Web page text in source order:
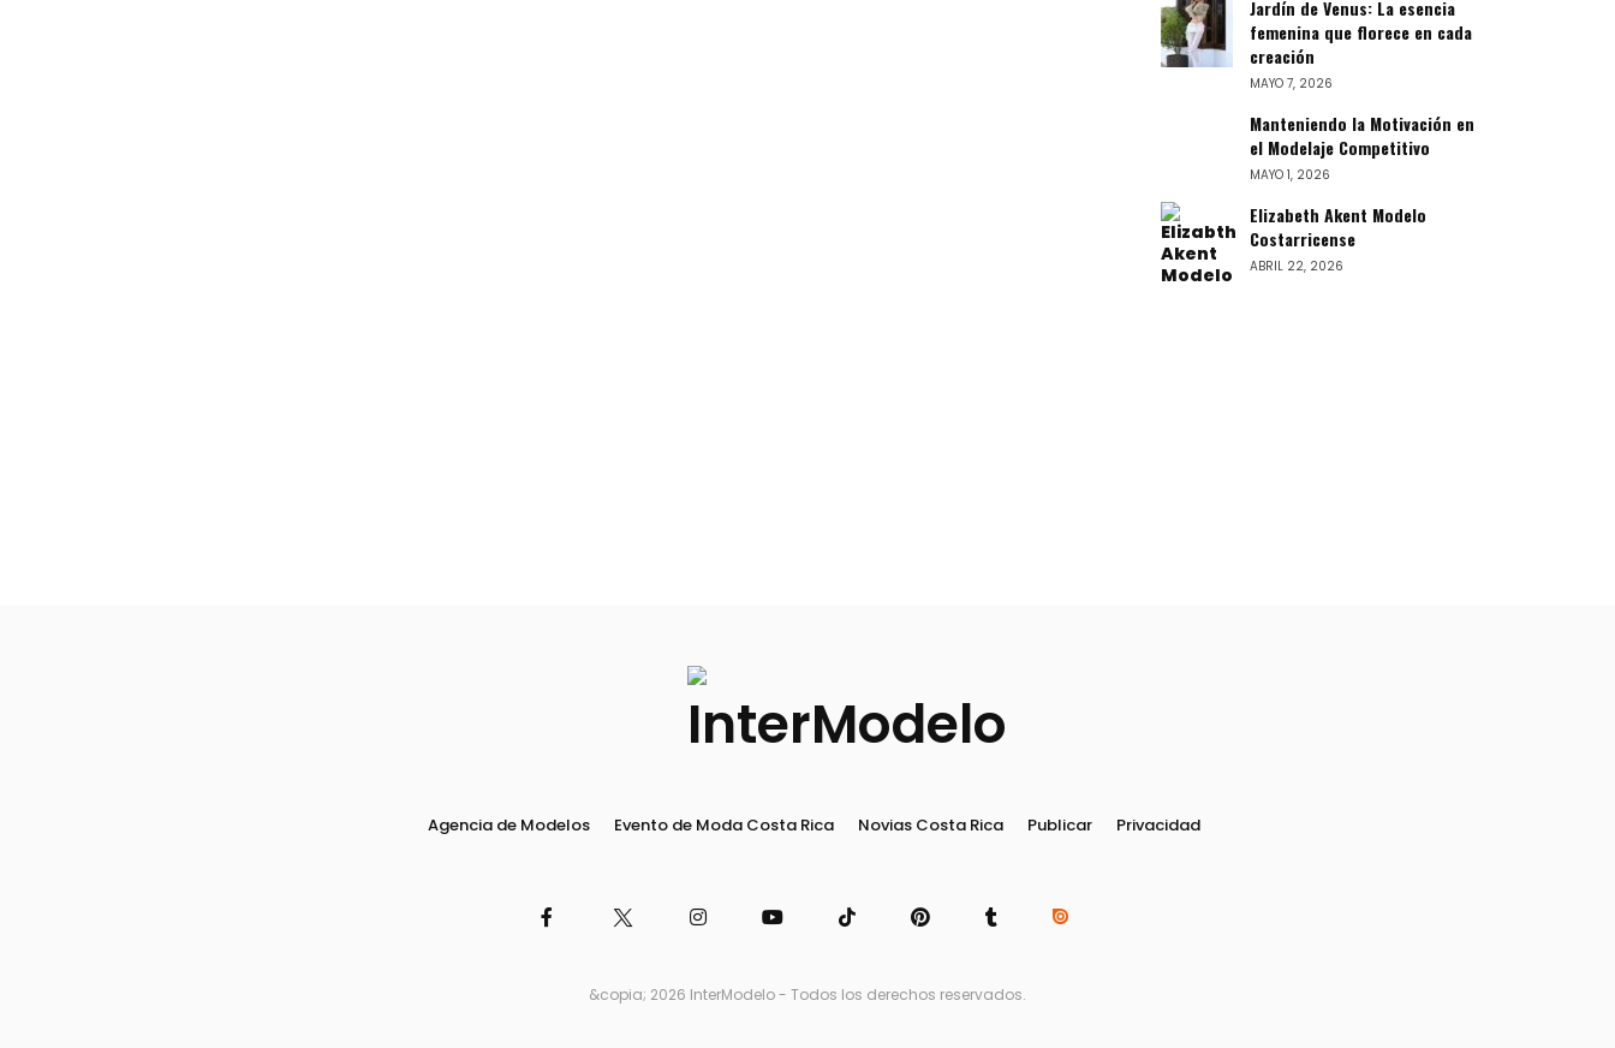
Jardín de Venus: La esencia
femenina que florece en cada
creación
MAYO 7, 2026
Manteniendo la Motivación en
el Modelaje Competitivo
MAYO 1, 2026
Elizabeth Akent Modelo
Costarricense
ABRIL 22, 2026
Agencia de Modelos Evento de Moda Costa Rica Novias Costa Rica Publicar Privacidad
&copia; 2026 InterModelo - Todos los derechos reservados.